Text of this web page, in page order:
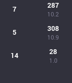
7 287
10.2
5 308
10.9
14 28
1.0